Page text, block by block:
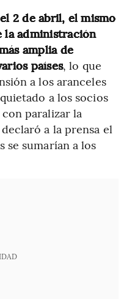
2 de abril, el mismo
la administración
amplia de
países, lo que
a los aranceles
a los socios
paralizar la
a la prensa el
se sumarían a los